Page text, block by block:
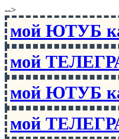
-->
мой ЮТУБ
мой
мой ЮТУБ
мой